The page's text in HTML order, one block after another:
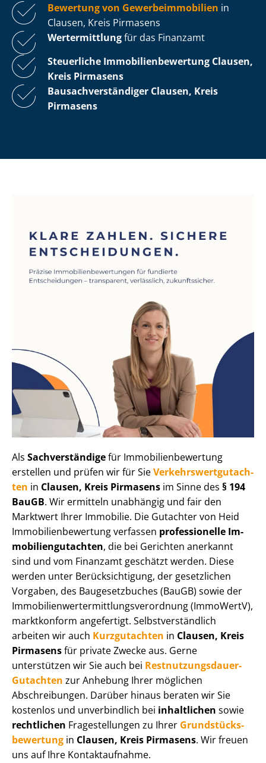
Bewertung von Ge­wer­be­im­mo­bi­li­en in
Clausen, Kreis Pirmasens
Wertermittlungfür das Finanzamt
Steuerliche Im­mo­bi­li­en­be­wer­tung Clausen,
Kreis Pirmasens
Bau­sach­ver­stän­di­ger Clausen, Kreis
Pirmasens
Als Sachverständigefür Im­mo­bi­li­en­be­wer­tung
erstellen und prüfen wir für SieVer­kehrs­wert­gut­ach­
ten in Clausen, Kreis Pirmasens im Sinne des § 194
BauGB. Wir ermitteln unabhängig und fair den
Marktwert Ihrer Immobilie. Die Gutachter von Heid
Im­mo­bi­li­en­be­wer­tung verfassen professionelle Im­
mo­bi­li­en­gut­ach­ten, die bei Gerichten anerkannt
sind und vom Finanzamt geschätzt werden. Diese
werden unter Be­rück­sich­ti­gung, der gesetzlichen
Vorgaben, des Baugesetzbuches (BauGB) sowie der
Im­mo­bi­li­en­wert­ermitt­lungs­ver­ord­nung (ImmoWertV),
marktkonform angefertigt. Selbst­ver­ständ­lich
arbeiten wir auch Kurzgutachten in Clausen, Kreis
Pirmasensfür private Zwecke aus. Gerne
unterstützen wir Sie auch bei Rest­nut­zungs­dau­er-
Gutachten zur Anhebung Ihrer möglichen
Abschreibungen. Darüber hinaus beraten wir Sie
kostenlos und unverbindlich bei inhaltlichen sowie
rechtlichen Fragestellungen zu Ihrer Grund­stücks­
be­wer­tung in Clausen, Kreis Pirmasens. Wir freuen
uns auf Ihre Kontaktaufnahme.